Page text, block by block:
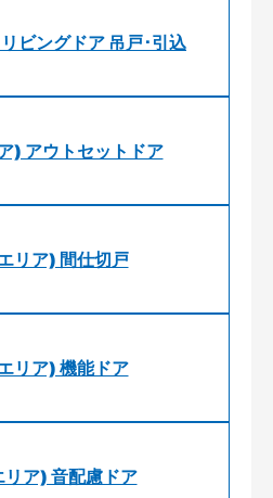
ビングドア 吊戸･引込
) アウトセットドア
リア) 間仕切戸
リア) 機能ドア
ア) 音配慮ドア